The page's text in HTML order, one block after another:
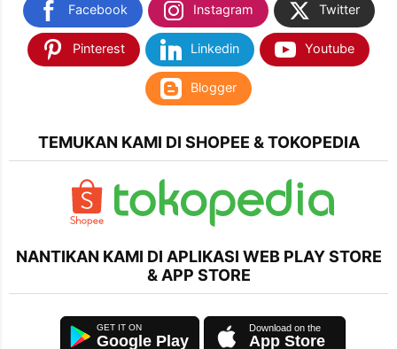
Facebook Instagram Twitter
Pinterest Linkedin Youtube
Blogger
TEMUKAN KAMI DI SHOPEE & TOKOPEDIA
NANTIKAN KAMI DI APLIKASI WEB PLAY STORE
& APP STORE
Google Play App Store